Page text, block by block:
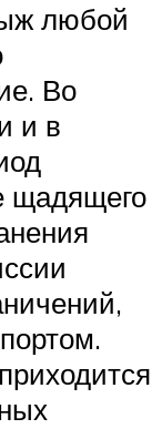
любой
Во
и в
щадящего